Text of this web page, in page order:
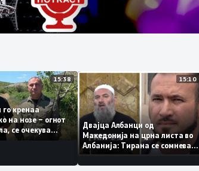
15:38
го кренаа
на нозе – огнот
се очекува
гаснење
Двајца Албанци од
Македонија на црна листа
Албанија: Тирана се
дека работеле за
терористички